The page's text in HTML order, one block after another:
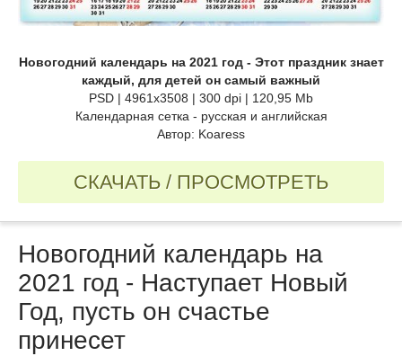
Новогодний календарь на 2021 год - Этот праздник знает
каждый, для детей он самый важный
PSD | 4961x3508 | 300 dpi | 120,95 Mb
Календарная сетка - русская и английская
Автор: Koaress
СКАЧАТЬ / ПРОСМОТРЕТЬ
Новогодний календарь на
2021 год - Наступает Новый
Год, пусть он счастье
принесет